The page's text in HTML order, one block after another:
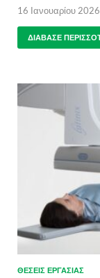
16 Ιανουαρίου 2026
ΔΙΆΒΑΣΕ
ΘΈΣΕΙΣ ΕΡΓΑΣΊΑΣ